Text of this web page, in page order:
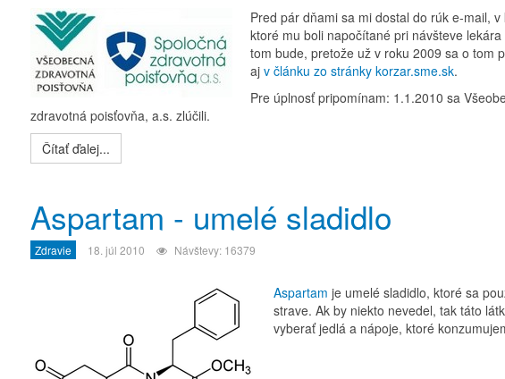
Pred pár dňami sa mi dostal do rúk e-mail,
ktoré mu boli napočítané pri návšteve
tom bude, pretože už v roku 2009 sa o tom
aj v článku zo stránky korzar.sme.sk.
Pre úplnosť pripomínam: 1.1.2010 sa
zdravotná poisťovňa, a.s. zlúčili.
Čítať ďalej...
Aspartam - umelé sladidlo
Zdravie 18. júl 2010 Návštevy: 16379
Aspartam je umelé sladidlo, ktoré sa
strave. Ak by niekto nevedel, tak táto
vyberať jedlá a nápoje, ktoré